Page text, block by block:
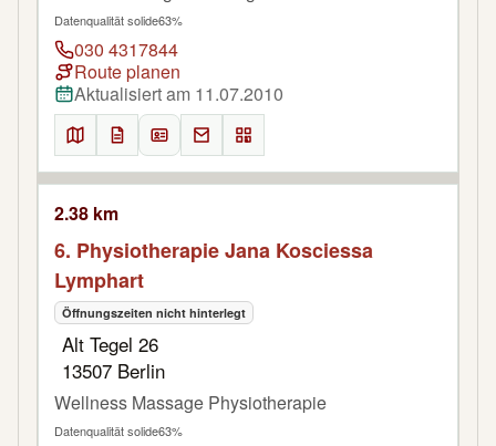
Datenqualität solide63%
030 4317844
Route planen
Aktualisiert am 11.07.2010
2.38 km
6. Physiotherapie Jana Kosciessa
Lymphart
Öffnungszeiten nicht hinterlegt
Alt Tegel 26
13507 Berlin
Wellness Massage Physiotherapie
Datenqualität solide63%